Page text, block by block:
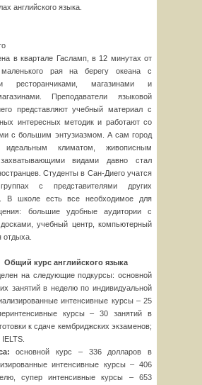
английского языка.
в квартале Гасламп, в 12 минутах от
рая на берегу океана с
ресторанчиками, магазинами и
Преподаватели языковой
представляют учебный материал с
интересных методик и работают со
с большим энтузиазмом. А сам город
идеальным климатом, живописным
видами давно стал
Студенты в Сан-Диего учатся
с представителями других
В школе есть все необходимое для
большие удобные аудитории с
учебный центр, компьютерный
отдыха.
Общий курс английского языка
на следующие подкурсы: основной
занятий в неделю по индивидуальной
интенсивные курсы – 25
курсы – 30 занятий в
к сдаче кембриджских экзаменов;
основной курс – 336 долларов в
интенсивные курсы – 406
супер интенсивные курсы – 653